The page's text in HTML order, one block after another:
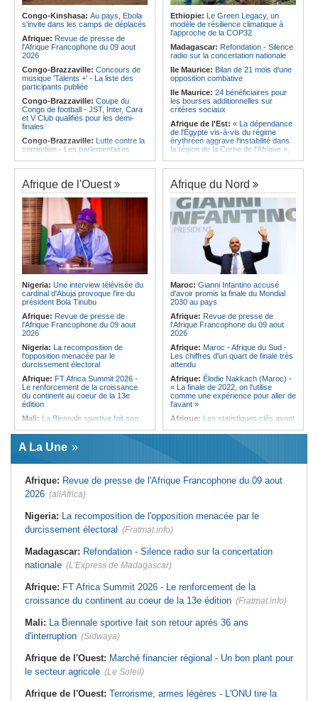
d'Ivoire et l'Algérie
Afrique:Le Maroc et l'Afrique du
Sud se retrouvent quatre ans après
la finale
Afrique:
Côte d'Ivoire - Algérie, un
qualifie pour la finale de la Coupe de
l'Amitié
Angola:Le MAT organise la
troisième édition de la Semaine du
développement local à Namibe
Congo-Kinshasa: Au pays, Ebola
s'invite dans les camps de déplacés
Afrique: Revue de presse de
l'Afrique Francophone du 09 aout
2026
Congo-Brazzaville: Concours de
musique 'Talents +' - La liste des
participants publiée
Congo-Brazzaville: Coupe du
Congo de football - JST, Inter, Cara
et V Club qualifiés pour les demi-
finales
Congo-Brazzaville: Lutte contre la
corruption - Les parlementaires
Congo-Brazzaville:Santé publique
- Ollombo réceptionne son hôpital de
référence
Congo-Brazzaville:
Lutte contre
les épidémies - Les employés de la
maison de retraite Kambissi en
formation
Congo-Brazzaville:Distinction -
Darrel Ornelle Elion Assiana promue
maître-assistant Cames
Afrique:Naomi Eto (Cameroun) - «
Face au Nigeria, nous donnerons
tout sur le terrain. »
Cameroun:Ngoh Ngoh, l'homme
qui signe à la place de Biya
Ethiopie: Le Green Legacy, un
modèle de résilience climatique à
l'approche de la COP32
Madagascar: Refondation - Silence
radio sur la concertation nationale
Ile Maurice: Bilan de 21 mois d'une
opposition combative
Ile Maurice: 24 bénéficiaires pour
les bourses additionnelles sur
critères sociaux
Afrique de l'Est: « La dépendance
de l'Égypte vis-à-vis du régime
érythréen aggrave l'instabilité dans
la région de la Corne de l'Afrique »,
Ethiopie:Le peuple oromo s'est
historiquement opposé à des
systèmes administratifs défaillants
Ethiopie: « Le renforcement des
capacités de l'armée de l'air
éthiopienne consolide la dissuasion
nationale », déclare le commandant
en second
Afrique de l'Est:« Les dirigeants
érythréens font obstacle à la stabilité
et au développement de la région »,
selon un professeur de l'université
d'Uppsala
Ile Maurice:Dharam Gokhool -
«Kan mo vinn prezidan mo pa okip
mo sekirite»
Ile Maurice:
Chetan Baboolall - Le
de Port-Louis
Afrique de l'Ouest
Nigeria: Une interview télévisée du
cardinal d'Abuja provoque l'ire du
président Bola Tinubu
Afrique: Revue de presse de
l'Afrique Francophone du 09 aout
2026
Nigeria: La recomposition de
l'opposition menacée par le
durcissement électoral
Afrique: FT Africa Summit 2026 -
Le renforcement de la croissance
du continent au coeur de la 13e
édition
Mali: La Biennale sportive fait son
Afrique de l'Ouest:
financier régional - Un bon plant
armes légères - L'ONU tire la
sonnette d'alarme
revendique un redressement
financier du fonds
Sénégal:Affaire d'actes contre
Pikine-Guédiawaye interjette appel
de l'ordonnance de non-lieu partiel et
de renvoi de plusieurs prévenus
Sénégal:
FERA - Priorité à
l'économie de la préservation,
Cheikh Dieng décline sa vision
Afrique du Nord
Maroc: Gianni Infantino accusé
d'avoir promis la finale du Mondial
2030 au pays
Afrique: Revue de presse de
l'Afrique Francophone du 09 aout
2026
Afrique: Maroc - Afrique du Sud -
Les chiffres d'un quart de finale très
attendu
Afrique: Élodie Nakkach (Maroc) -
« La finale de 2022, on l'utilise
comme une expérience pour aller de
l'avant »
Afrique: Les statistiques clés avant
d'Ivoire et l'Algérie
la finale
Afrique:Côte d'Ivoire - Algérie, un
Sénégal bat la Tunisie et prend le
quart
Tunisie:
interconnecté « One Health »
Tunisie:
les startups à l'international
A La Une
Afrique: Revue de presse de l'Afrique Francophone du 09 aout
2026 (allAfrica)
Nigeria: La recomposition de l'opposition menacée par le
durcissement électoral (Fratmat.info)
Madagascar: Refondation - Silence radio sur la concertation
nationale (L'Express de Madagascar)
Afrique: FT Africa Summit 2026 - Le renforcement de la
croissance du continent au coeur de la 13e édition (Fratmat.info)
Mali: La Biennale sportive fait son retour après 36 ans
d'interruption (Sidwaya)
Afrique de l'Ouest: Marché financier régional - Un bon plant pour
le secteur agricole (Le Soleil)
Afrique de l'Ouest: Terrorisme, armes légères - L'ONU tire la